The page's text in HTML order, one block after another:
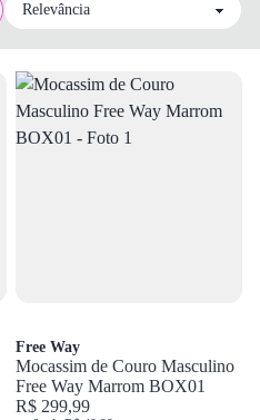
Free Way
Mocassim de Couro Masculino
Free Way Marrom BOX01
R$ 299,99